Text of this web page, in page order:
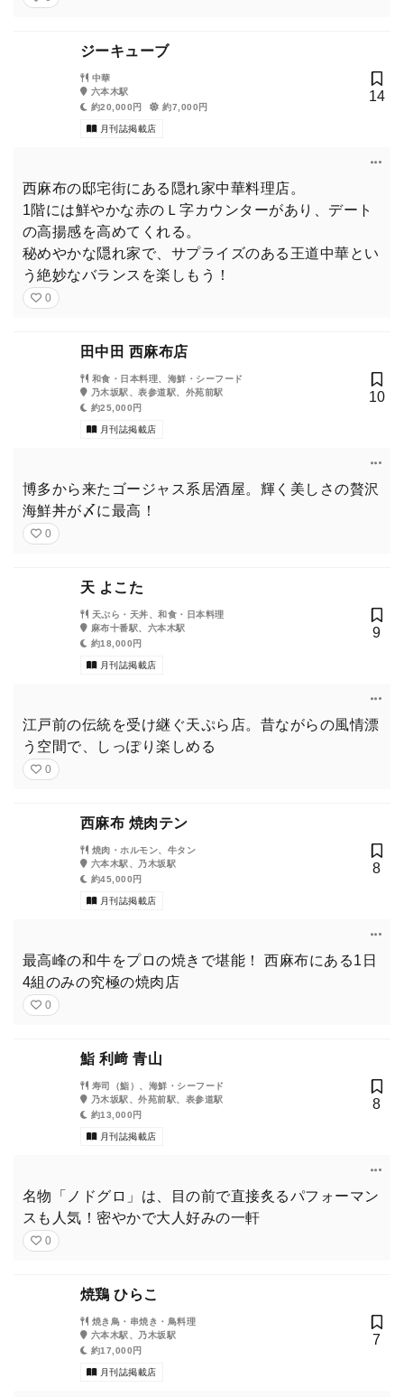
ジーキューブ
中華
六本木駅
約20,000円
約7,000円
月刊誌掲載店
14
西麻布の邸宅街にある隠れ家中華料理店。
1階には鮮やかな赤のＬ字カウンターがあり、デート
の高揚感を高めてくれる。
秘めやかな隠れ家で、サプライズのある王道中華とい
う絶妙なバランスを楽しもう！
0
田中田 西麻布店
和食・日本料理、海鮮・シーフード
乃木坂駅、表参道駅、外苑前駅
約25,000円
月刊誌掲載店
10
博多から来たゴージャス系居酒屋。輝く美しさの贅沢
海鮮丼が〆に最高！
0
天 よこた
天ぷら・天丼、和食・日本料理
麻布十番駅、六本木駅
約18,000円
月刊誌掲載店
9
江戸前の伝統を受け継ぐ天ぷら店。昔ながらの風情漂
う空間で、しっぽり楽しめる
0
西麻布 焼肉テン
焼肉・ホルモン、牛タン
六本木駅、乃木坂駅
約45,000円
月刊誌掲載店
8
最高峰の和牛をプロの焼きで堪能！ 西麻布にある1日
4組のみの究極の焼肉店
0
鮨 利﨑 青山
寿司（鮨）、海鮮・シーフード
乃木坂駅、外苑前駅、表参道駅
約13,000円
月刊誌掲載店
8
名物「ノドグロ」は、目の前で直接炙るパフォーマン
スも人気！密やかで大人好みの一軒
0
焼鶏 ひらこ
焼き鳥・串焼き・鳥料理
六本木駅、乃木坂駅
約17,000円
月刊誌掲載店
7